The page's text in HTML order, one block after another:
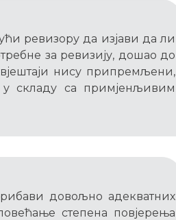
ревизору да изјави да ли
за ревизију, дошао до
нису припремљени,
у складу са примјенљивим
довољно адекватних
степена повјерења